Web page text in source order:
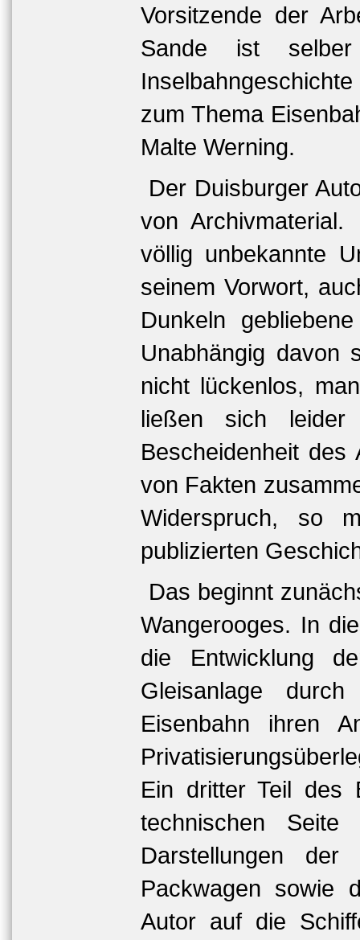
Vorsitzende der
Sande ist
zum Thema
Malte Werning.
Der Duisburger
von
völlig unbekannte
seinem Vorwort,
Dunkeln
Unabhängig davon
nicht lückenlos,
ließen sich
Bescheidenheit
von Fakten
Widerspruch, so
publizierten
Das beginnt
Wangerooges. In
die Entwicklung
Gleisanlage
Eisenbahn ihren
Ein dritter Teil des
technischen
Darstellungen der
Packwagen sowie
Autor auf die